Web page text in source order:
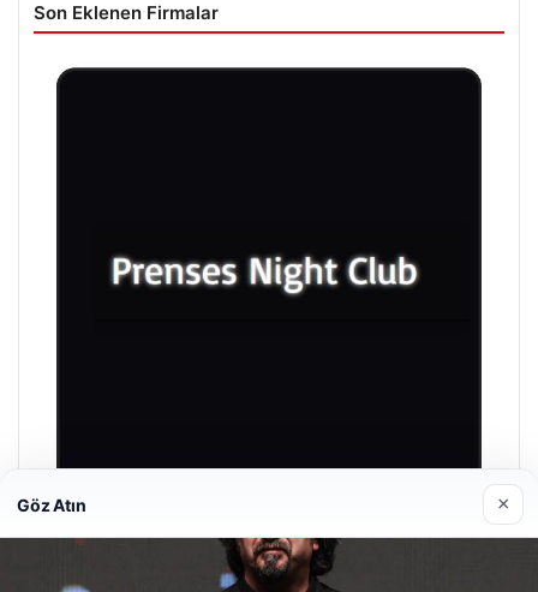
Son Eklenen Firmalar
Prenses Night Club
Göz Atın ×